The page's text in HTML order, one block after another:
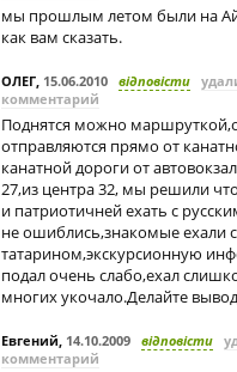
мы прошлым летом были на
как вам сказать.
ОЛЕГ, 15.06.2010 відповісти
комментарий
Поднятся можно
отправляются прямо от
канатной дороги от
27,из центра 32, мы решили
и патриотичней ехать с
не ошиблись,знакомые ехали с
татарином,экскурсионную
подал очень слабо,ехал
многих укочало.Делайте
Евгений, 14.10.2009 відповісти
комментарий